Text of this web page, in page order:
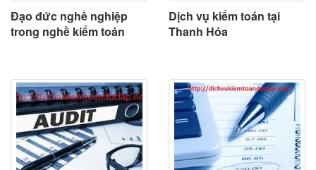
Đạo đức nghề nghiệp
trong nghề kiểm toán
Dịch vụ kiểm toán tại
Thanh Hóa